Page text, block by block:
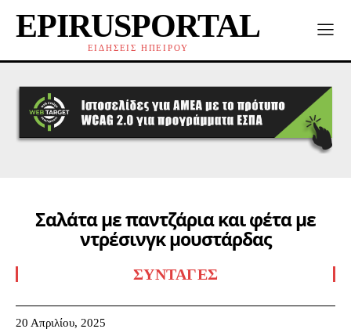
EPIRUSPORTAL
ΕΙΔΗΣΕΙΣ ΗΠΕΙΡΟΥ
Σαλάτα µε παντζάρια και φέτα µε
ντρέσινγκ µουστάρδας
ΣΥΝΤΑΓΈΣ
20 Απριλίου, 2025